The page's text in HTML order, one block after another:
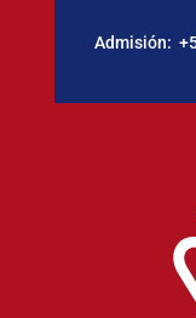
Admisión: